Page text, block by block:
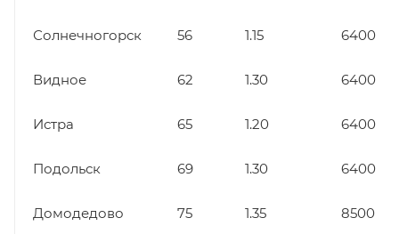
Солнечногорск 56 1.15 6400
Видное 62 1.30 6400
Истра 65 1.20 6400
Подольск 69 1.30 6400
Домодедово 75 1.35 8500